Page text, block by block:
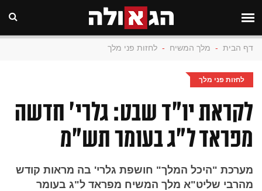
דף הבית - מלך המשיח - לחזות פני מלך
לחזות פני מלך
לקראת יו"ד שבט: גלרי' חדשה
מפראד ל"ג בעומר תש"מ
מערכת "היכל המלך" חושפת גלרי' בה מראות קודש
מהרבי שליט"א מלך המשיח מפראד ל"ג בעומר